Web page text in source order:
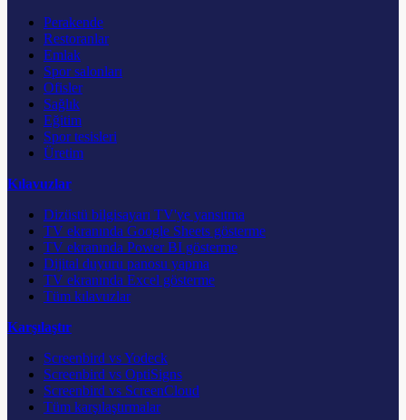
Perakende
Restoranlar
Emlak
Spor salonları
Ofisler
Sağlık
Eğitim
Spor tesisleri
Üretim
Kılavuzlar
Dizüstü bilgisayarı TV'ye yansıtma
TV ekranında Google Sheets gösterme
TV ekranında Power BI gösterme
Dijital duyuru panosu yapma
TV ekranında Excel gösterme
Tüm kılavuzlar
Karşılaştır
Screenbird vs Yodeck
Screenbird vs OptiSigns
Screenbird vs ScreenCloud
Tüm karşılaştırmalar